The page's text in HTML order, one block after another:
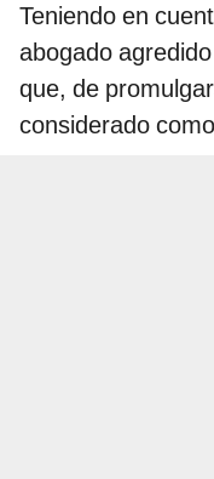
Teniendo en
abogado
que, de
considerado